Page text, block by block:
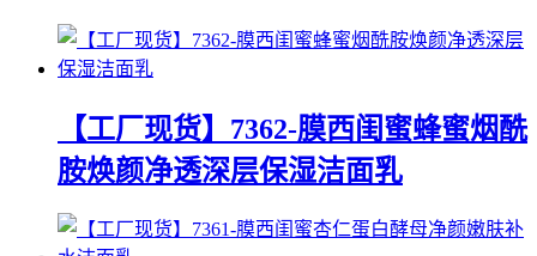
【工厂现货】7362-膜西闺蜜蜂蜜烟酰
胺焕颜净透深层保湿洁面乳